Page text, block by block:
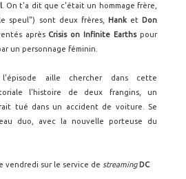
. On t'a dit que c'était un hommage frère,
speul") sont deux frères, Hanket Don
après Crisis on Infinite Earthspour
un personnage féminin.
aille chercher dans cette
l'histoire de deux frangins, un
tué dans un accident de voiture. Se
duo, avec la nouvelle porteuse du
vendredi sur le service de streaming DC